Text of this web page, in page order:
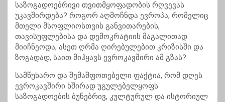
საზოგადოებრივი თვითმყოფადობის რღვევას
უკავშირდება? როგორ აღმოჩნდა ევროპა, რომელიც
მთელი მსოფლიოსთვის განვითარების,
თავისუფლებისა და დემოკრატიის მაგალითად
მიიჩნეოდა, ასეთ ღრმა ღირებულებით კრიზისში და
ზოგადად, საით მიჰყავს ევროკავშირი ამ გზას?
სამწუხარო და შემაშფოთებელი ფაქტია, რომ დღეს
ევროკავშირი ხშირად უგულებელყოფს
საზოგადოების ბუნებრივ, კულტურულ და ისტორიულ